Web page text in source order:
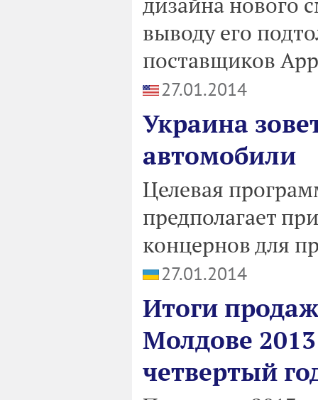
выводу его
поставщиков
27.01.2014
Украина
автомобили
Целевая
предполагает
концернов для
27.01.2014
Итоги
Молдове
четвертый